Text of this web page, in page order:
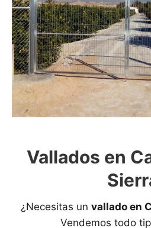
Vallados en
¿Necesitas un vallado en
Vendemos todo